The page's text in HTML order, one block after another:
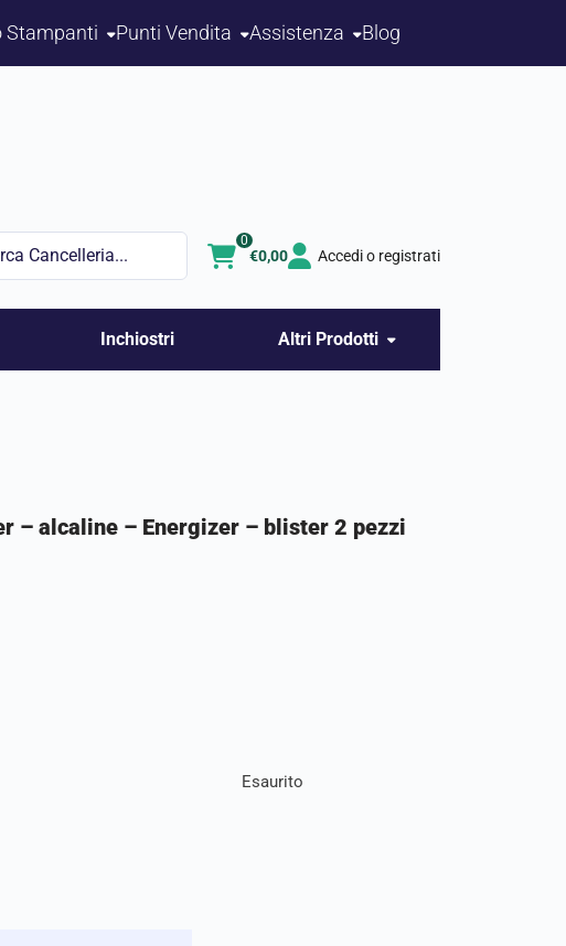
Stampanti Punti Vendita Assistenza Blog
€0,00
0
Accedi o registrati
Inchiostri Altri Prodotti
– alcaline – Energizer – blister 2 pezzi
Esaurito